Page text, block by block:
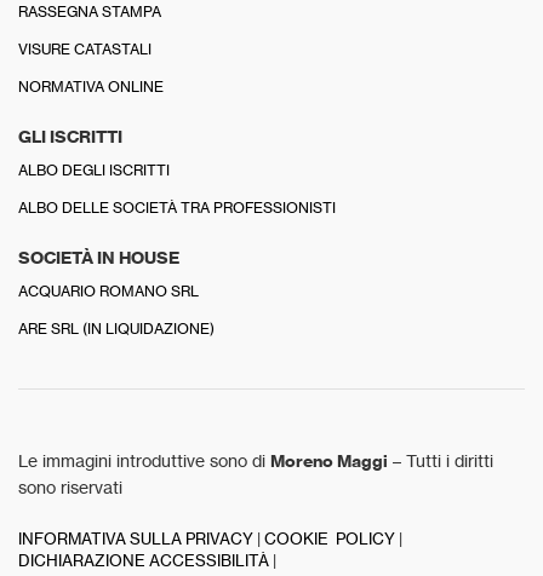
RASSEGNA STAMPA
VISURE CATASTALI
NORMATIVA ONLINE
GLI ISCRITTI
ALBO DEGLI ISCRITTI
ALBO DELLE SOCIETÀ TRA PROFESSIONISTI
SOCIETÀ IN HOUSE
ACQUARIO ROMANO SRL
ARE SRL (IN LIQUIDAZIONE)
Le immagini introduttive sono di Moreno Maggi – Tutti i diritti
sono riservati
INFORMATIVA SULLA PRIVACY COOKIE POLICY
DICHIARAZIONE ACCESSIBILITÀ